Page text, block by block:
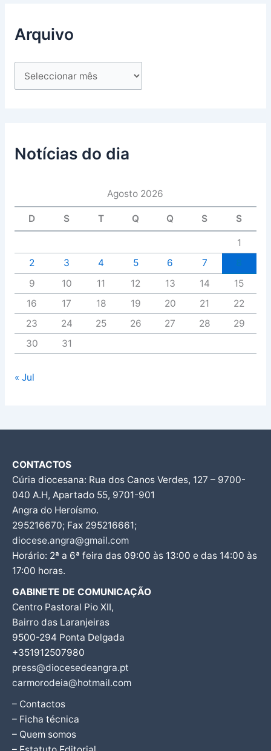
Arquivo
Notícias do dia
Agosto 2026
D S T Q Q S S
1
2
3 4 5 6 7
9
10 11 12 13 14
15
16
17 18 19 20 21
22
23
24 25 26 27 28
29
30
31
« Jul
CONTACTOS
Cúria diocesana: Rua dos Canos Verdes, 127 – 9700-
040 A.H, Apartado 55, 9701-901
Angra do Heroísmo.
295216670; Fax 295216661;
diocese.angra@gmail.com
Horário: 2ª a 6ª feira das 09:00 às 13:00 e das 14:00 às
17:00 horas.
GABINETE DE COMUNICAÇÃO
Centro Pastoral Pio XII,
Bairro das Laranjeiras
9500-294 Ponta Delgada
+351912507980
press@diocesedeangra.pt
carmorodeia@hotmail.com
– Contactos
– Ficha técnica
– Quem somos